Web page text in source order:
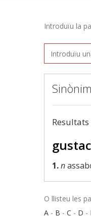
Introduïu la
1.n
O llisteu les
A - B - C - D -